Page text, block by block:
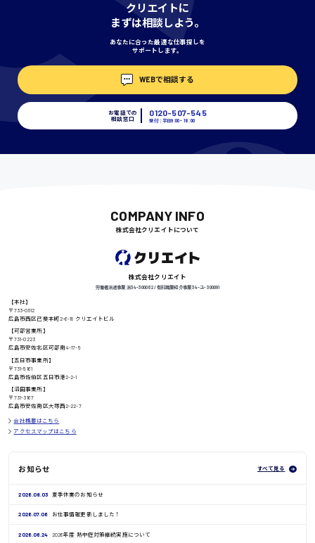
高知県
鳥取県
時給1400円〜
日給8000円〜
クリエイトに
まずは相談しよう。
あなたに合った最適な仕事探しを
サポートします。
WEBで相談する
お電話での
相談窓口
0120-507-545
受付：平日9:00 - 18:00
COMPANY INFO
株式会社クリエイトについて
株式会社クリエイト
労働者派遣事業 派34-300062 / 有料職業紹介事業 34-ユ-300091
【本社】
〒733-0812
広島市西区己斐本町2-6-18 クリエイトビル
【可部営業所】
〒731-0223
広島市安佐北区可部南4-17-5
【五日市事業所】
〒731-5161
広島市佐伯区五日市港2-2-1
【沼田事業所】
〒731-3167
広島市安佐南区大塚西2-22-7
会社概要はこちら
アクセスマップはこちら
お知らせ すべて見る
2026.08.03 夏季休業のお知らせ
2026.07.06 お仕事情報更新しました！
2026.06.24 2026年度 熱中症対策継続実施について